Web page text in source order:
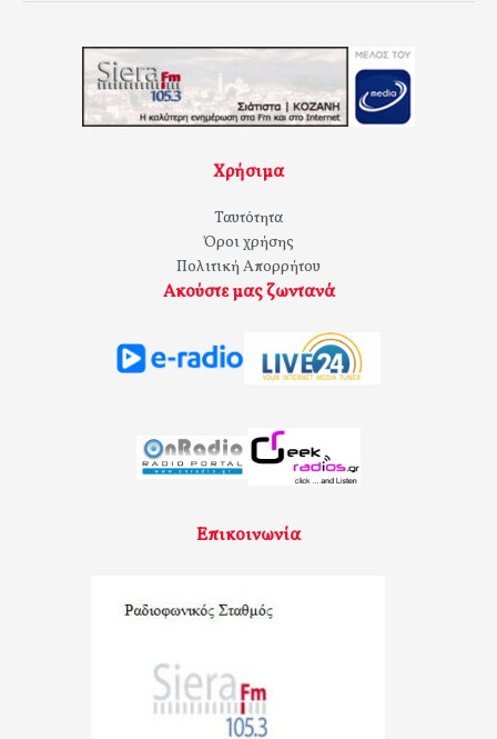
Χρήσιμα
Ταυτότητα
Όροι χρήσης
Πολιτική Απορρήτου
Ακούστε μας ζωντανά
Επικοινωνία